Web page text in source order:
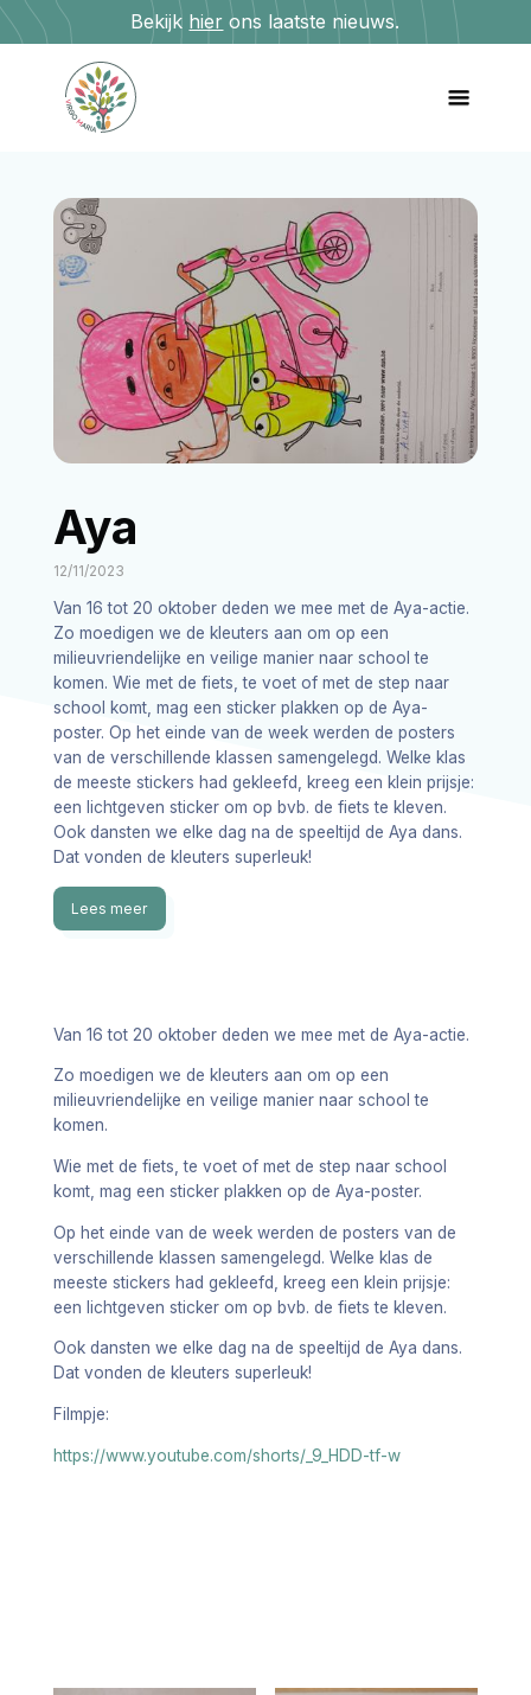
Bekijk hier ons laatste nieuws.
Aya
12/11/2023
Van 16 tot 20 oktober deden we mee met de Aya-actie.
Zo moedigen we de kleuters aan om op een
milieuvriendelijke en veilige manier naar school te
komen. Wie met de fiets, te voet of met de step naar
school komt, mag een sticker plakken op de Aya-
poster. Op het einde van de week werden de posters
van de verschillende klassen samengelegd. Welke klas
de meeste stickers had gekleefd, kreeg een klein prijsje:
een lichtgeven sticker om op bvb. de fiets te kleven.
Ook dansten we elke dag na de speeltijd de Aya dans.
Dat vonden de kleuters superleuk!
Lees meer
Van 16 tot 20 oktober deden we mee met de Aya-actie.
Zo moedigen we de kleuters aan om op een
milieuvriendelijke en veilige manier naar school te
komen.
Wie met de fiets, te voet of met de step naar school
komt, mag een sticker plakken op de Aya-poster.
Op het einde van de week werden de posters van de
verschillende klassen samengelegd. Welke klas de
meeste stickers had gekleefd, kreeg een klein prijsje:
een lichtgeven sticker om op bvb. de fiets te kleven.
Ook dansten we elke dag na de speeltijd de Aya dans.
Dat vonden de kleuters superleuk!
Filmpje:
https://www.youtube.com/shorts/_9_HDD-tf-w